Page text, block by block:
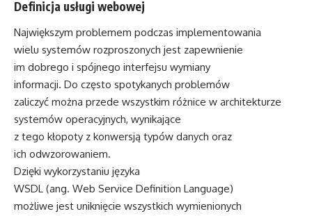
Definicja usługi webowej
Największym problemem podczas implementowania
wielu systemów rozproszonych jest zapewnienie
im dobrego i spójnego interfejsu wymiany
informacji. Do często spotykanych problemów
zaliczyć można przede wszystkim różnice w architekturze
systemów operacyjnych, wynikające
z tego kłopoty z konwersją typów danych oraz
ich odwzorowaniem.
Dzięki wykorzystaniu języka
WSDL (ang. Web Service Definition Language)
możliwe jest uniknięcie wszystkich wymienionych